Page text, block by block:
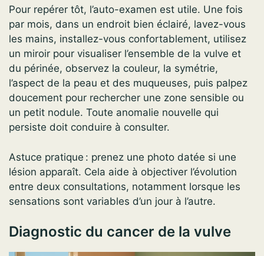
Pour repérer tôt, l’auto-examen est utile. Une fois
par mois, dans un endroit bien éclairé, lavez-vous
les mains, installez-vous confortablement, utilisez
un miroir pour visualiser l’ensemble de la vulve et
du périnée, observez la couleur, la symétrie,
l’aspect de la peau et des muqueuses, puis palpez
doucement pour rechercher une zone sensible ou
un petit nodule. Toute anomalie nouvelle qui
persiste doit conduire à consulter.
Astuce pratique : prenez une photo datée si une
lésion apparaît. Cela aide à objectiver l’évolution
entre deux consultations, notamment lorsque les
sensations sont variables d’un jour à l’autre.
Diagnostic du cancer de la vulve